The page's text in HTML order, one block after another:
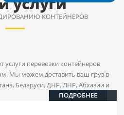
КОНТЕЙНЕРОВ
ПОДРОБНЕЕ